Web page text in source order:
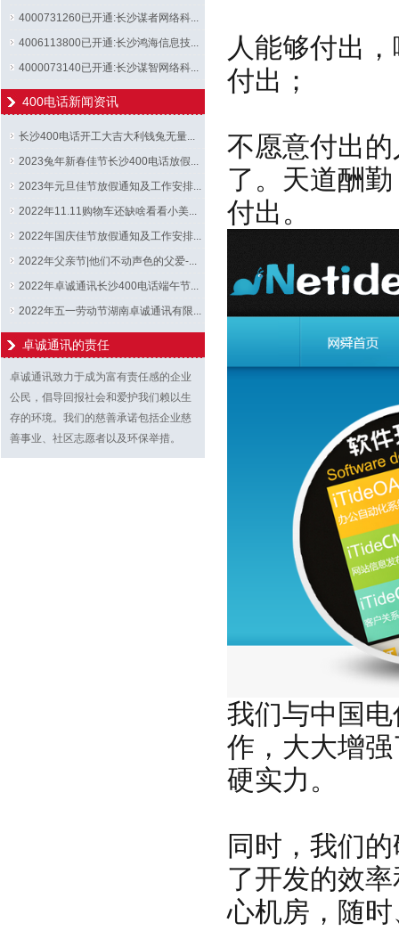
4000731260已开通:长沙谋者网络科...
4006113800已开通:长沙鸿海信息技...
4000073140已开通:长沙谋智网络科...
400电话新闻资讯
长沙400电话开工大吉大利钱兔无量...
2023兔年新春佳节长沙400电话放假...
2023年元旦佳节放假通知及工作安排...
2022年11.11购物车还缺啥看看小美...
2022年国庆佳节放假通知及工作安排...
2022年父亲节|他们不动声色的父爱-...
2022年卓诚通讯长沙400电话端午节...
2022年五一劳动节湖南卓诚通讯有限...
卓诚通讯的责任
卓诚通讯致力于成为富有责任感的企业
公民，倡导回报社会和爱护我们赖以生
存的环境。我们的慈善承诺包括企业慈
善事业、社区志愿者以及环保举措。
人能够付出
付出；
不愿意付出
了。天道酬
付出。
我们与中国
作，大大增
硬实力。
同时，我们
了开发的效
心机房，随